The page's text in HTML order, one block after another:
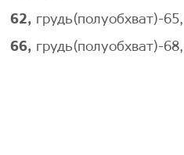
62, грудь(полуобхват)-
66, грудь(полуобхват)-